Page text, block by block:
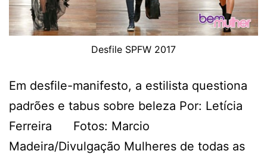
Desfile SPFW 2017
Em desfile-manifesto, a estilista questiona
padrões e tabus sobre beleza Por: Letícia
Ferreira Fotos: Marcio
Madeira/Divulgação Mulheres de todas as